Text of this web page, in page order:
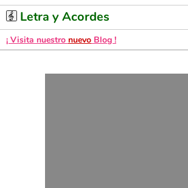
Letra y Acordes
¡ Visita nuestro nuevo Blog !